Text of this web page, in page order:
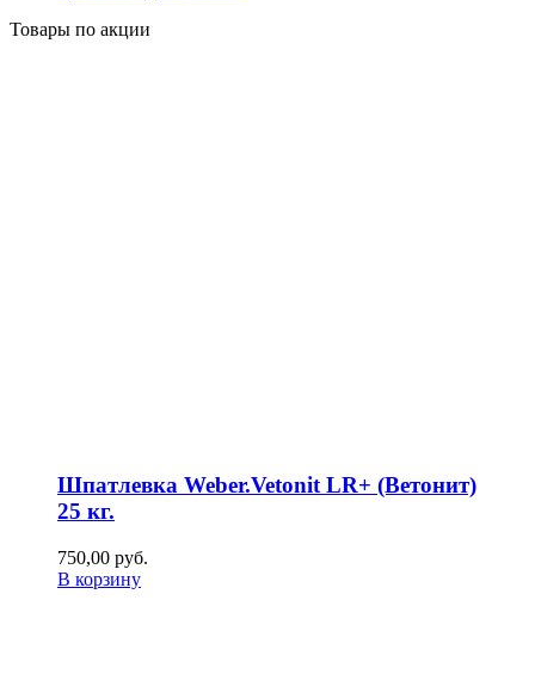
Товары по акции
Шпатлевка Weber.Vetonit LR+ (Ветонит)
25 кг.
750,00 руб.
В корзину